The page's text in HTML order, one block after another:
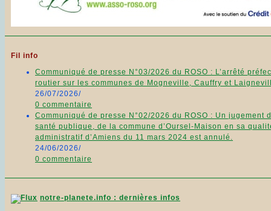
Fil info
Communiqué de presse N°03/2026 du ROSO : L’arrêté
routier sur les communes de Mogneville, Cauffry et
26/07/2026/
0 commentaire
Communiqué de presse N°02/2026 du ROSO : Un
santé publique, de la commune d’Oursel-Maison en sa
administratif d’Amiens du 11 mars 2024 est annulé.
24/06/2026/
0 commentaire
notre-planete.info : dernières infos